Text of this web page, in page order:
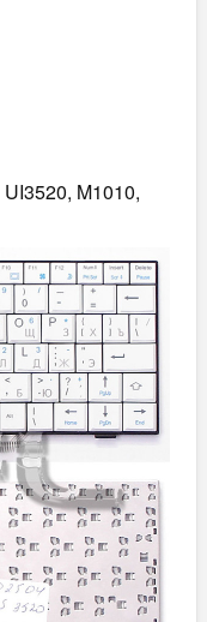
M1010,